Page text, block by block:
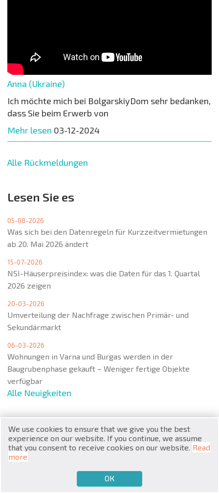
€
$
₴
zł BG
Anna (Ukraine)
Ich möchte mich bei BolgarskiyDom sehr bedanken,
dass Sie beim Erwerb von
Mehr lesen 03-12-2024
Alle Rückmeldungen
Lesen Sie es
05-08-2026
Was sich bei den Datenregeln für Kurzzeitvermietungen
ab 20. Mai 2026 ändert
15-07-2026
NSI-Häuserpreisindex: was die Daten für das 1. Quartal
2026 zeigen
20-03-2026
Umverteilung der Nachfrage zwischen Primär- und
Sekundärmarkt
06-03-2026
Wohnungen in Varna und Burgas werden in der
Baugrubenphase gekauft – Weniger fertige Objekte
verfügbar
Alle Neuigkeiten
Menu
Populäre Immobilien
We use cookies to ensure that we give you the best
experience on our website. If you continue, we assume
that you consent to receive cookies on our website. Read
more
ОК